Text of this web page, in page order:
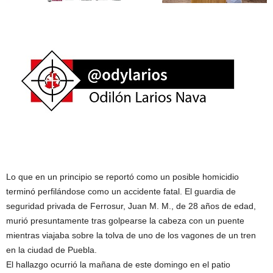
Lo que en un principio se reportó como un posible homicidio
terminó perfilándose como un accidente fatal. El guardia de
seguridad privada de Ferrosur, Juan M. M., de 28 años de edad,
murió presuntamente tras golpearse la cabeza con un puente
mientras viajaba sobre la tolva de uno de los vagones de un tren
en la ciudad de Puebla.
El hallazgo ocurrió la mañana de este domingo en el patio